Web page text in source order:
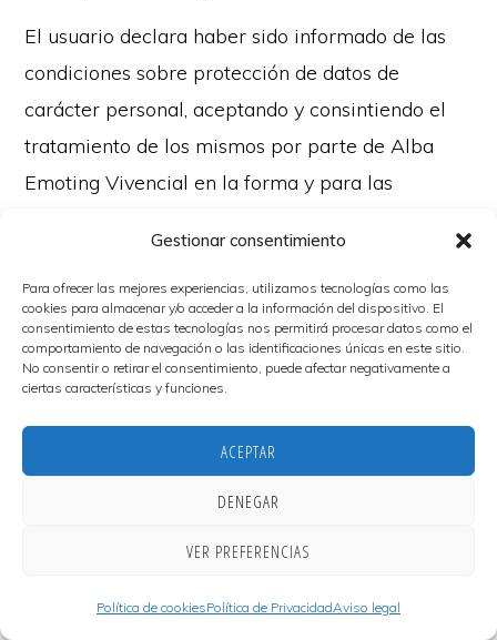
Gestionar consentimiento
Para ofrecer las mejores experiencias, utilizamos tecnologías como las
cookies para almacenar y/o acceder a la información del dispositivo. El
consentimiento de estas tecnologías nos permitirá procesar datos como el
comportamiento de navegación o las identificaciones únicas en este sitio.
No consentir o retirar el consentimiento, puede afectar negativamente a
ciertas características y funciones.
ACEPTAR
DENEGAR
VER PREFERENCIAS
Política de cookiesPolítica de PrivacidadAviso legal
El usuario declara haber sido informado de las
condiciones sobre protección de datos de
carácter personal, aceptando y consintiendo el
tratamiento de los mismos por parte de Alba
Emoting Vivencial en la forma y para las
Cambios en la política de
privacidad
modificar la presente política para adaptarla a
novedades legislativas o jurisprudenciales, así
como a prácticas de la industria. En dichos
esta página los cambios introducidos con